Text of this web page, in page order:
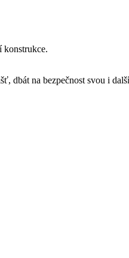
konstrukce.
dbát na bezpečnost svou i